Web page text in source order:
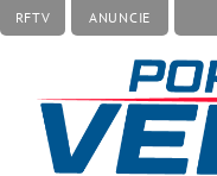
RFTV ANUNCIE